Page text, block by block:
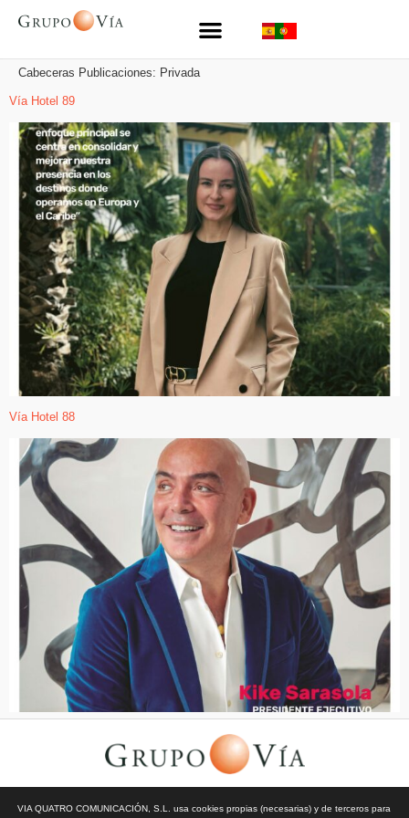
Cabeceras Publicaciones: Privada
Vía Hotel 89
Vía Hotel 88
| Grupo Vía | 2026 |Aviso Legal y Privacidad|Política de
VIA QUATRO COMUNICACIÓN, S.L. usa cookies propias (necesarias) y de terceros para